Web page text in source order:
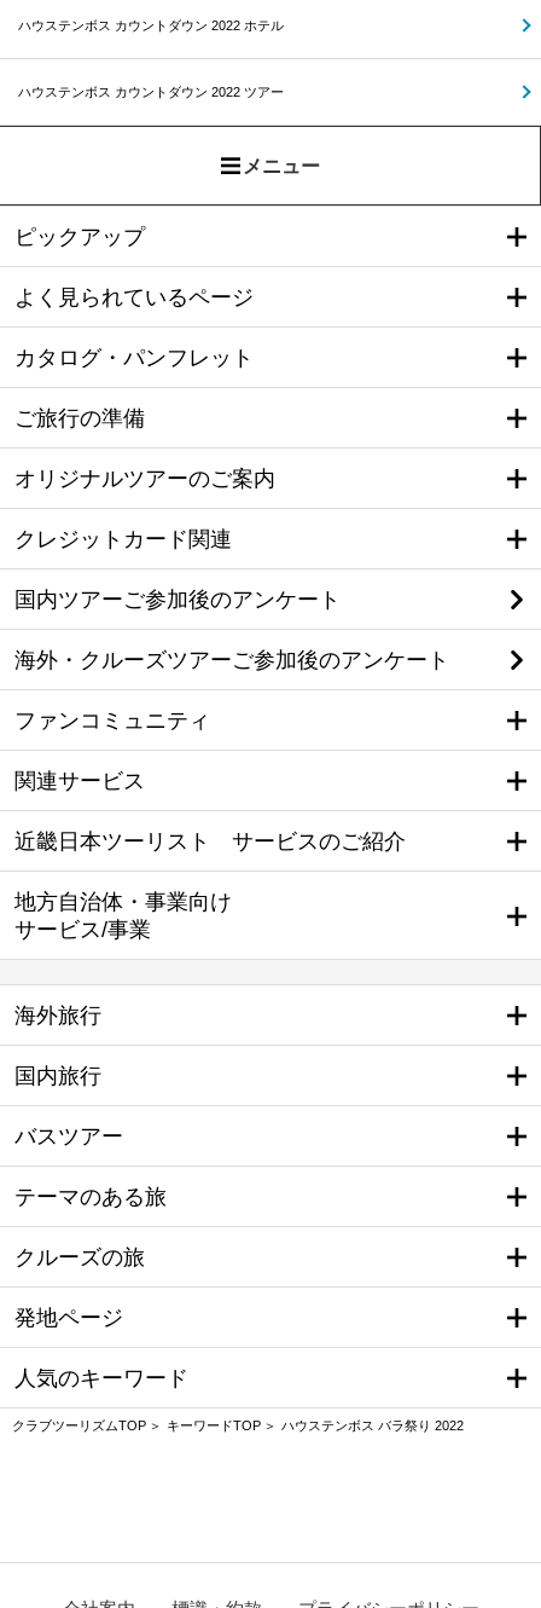
ハウステンボス カウントダウン 2022 ホテル
ハウステンボス カウントダウン 2022 ツアー
メニュー
ピックアップ
よく見られているページ
カタログ・パンフレット
ご旅行の準備
オリジナルツアーのご案内
クレジットカード関連
国内ツアーご参加後のアンケート
海外・クルーズツアーご参加後のアンケート
ファンコミュニティ
関連サービス
近畿日本ツーリスト サービスのご紹介
地方自治体・事業向け
サービス/事業
海外旅行
国内旅行
バスツアー
テーマのある旅
クルーズの旅
発地ページ
人気のキーワード
クラブツーリズムTOP キーワードTOP ハウステンボス バラ祭り 2022